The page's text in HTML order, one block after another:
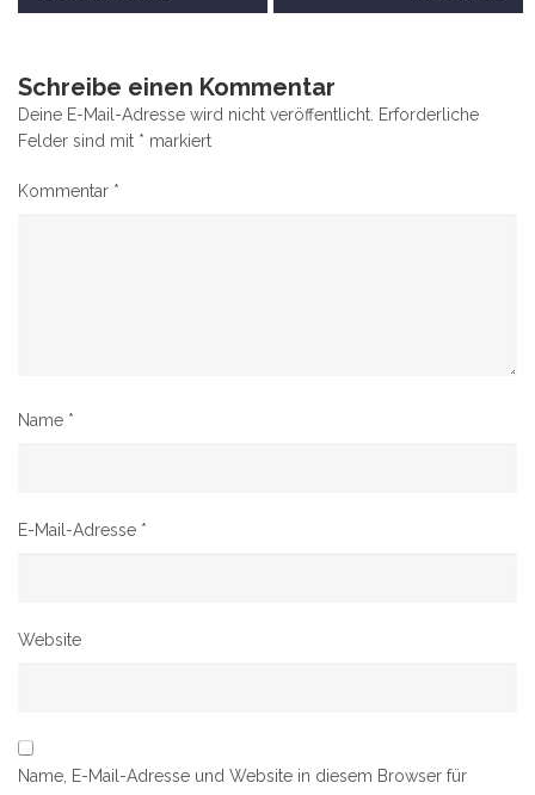
Schreibe einen Kommentar
Deine E-Mail-Adresse wird nicht veröffentlicht. Erforderliche
Felder sind mit * markiert
Kommentar *
Name *
E-Mail-Adresse *
Website
Name, E-Mail-Adresse und Website in diesem Browser für